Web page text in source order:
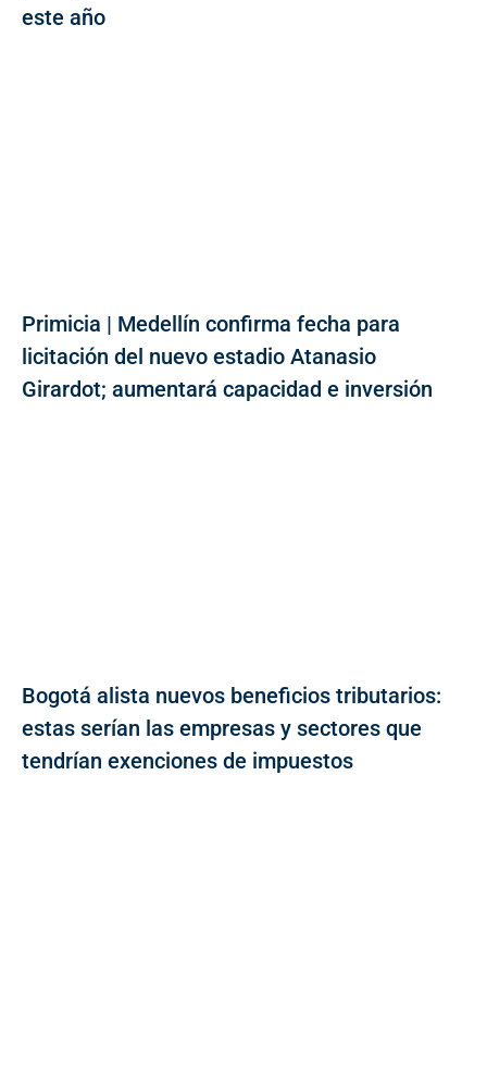
este año
Primicia | Medellín confirma fecha para
licitación del nuevo estadio Atanasio
Girardot; aumentará capacidad e inversión
Bogotá alista nuevos beneficios tributarios:
estas serían las empresas y sectores que
tendrían exenciones de impuestos